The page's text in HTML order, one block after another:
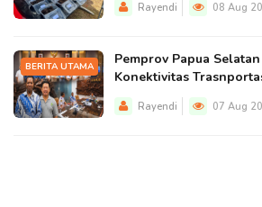
Rayendi 08 Aug
BERITA UTAMA
Pemprov Papua
Konektivitas
Rayendi 07 Aug